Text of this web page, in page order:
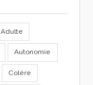
Adulte
Autonomie
Colère